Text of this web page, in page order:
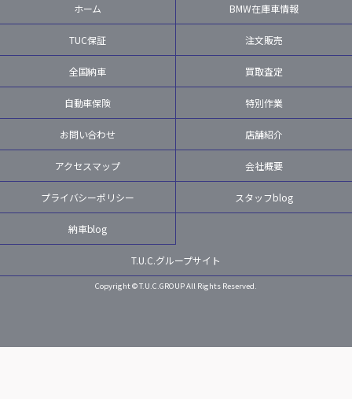
ホーム BMW在庫車情報
TUC保証 注文販売
全国納車 買取査定
自動車保険 特別作業
お問い合わせ 店舗紹介
アクセスマップ 会社概要
プライバシーポリシー スタッフblog
納車blog
T.U.C.グループサイト
Copyright © T.U.C.GROUP All Rights Reserved.